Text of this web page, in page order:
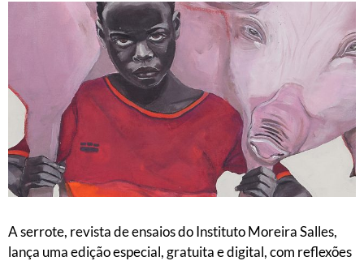
A serrote, revista de ensaios do Instituto Moreira Salles,
lança uma edição especial, gratuita e digital, com reflexões